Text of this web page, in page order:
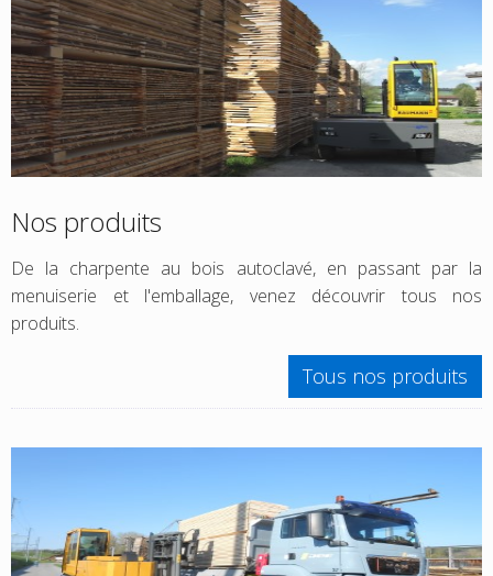
Nos produits
De la charpente au bois autoclavé, en passant par la
menuiserie et l'emballage, venez découvrir tous nos
produits.
Tous nos produits